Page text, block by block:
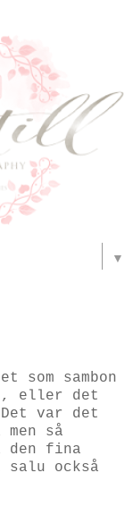
▼
sambon
eller det
var det
så
den fina
också